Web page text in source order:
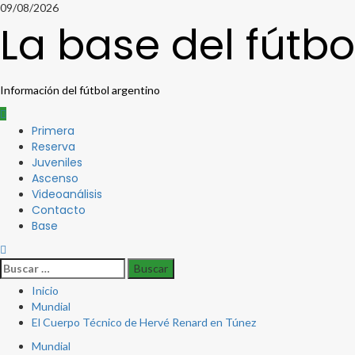
Saltar
contenido
09/08/2026
La base del
Información del fútbol argentino
Menú
principal
Primera
Reserva
Juveniles
Ascenso
Videoanálisis
Contacto
Base
Buscar:
Inicio
Mundial
El Cuerpo Técnico de Hervé Renard en Túnez
Mundial